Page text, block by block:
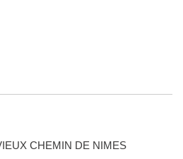
CHEMIN DE NIMES